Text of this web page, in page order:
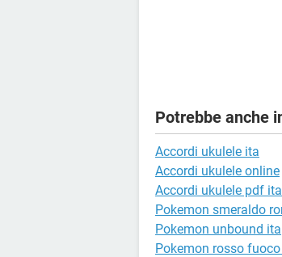
Potrebbe anche
Accordi ukulele ita
Accordi ukulele online
Accordi ukulele pdf
Pokemon smeraldo
Pokemon unbound ita
Pokemon rosso